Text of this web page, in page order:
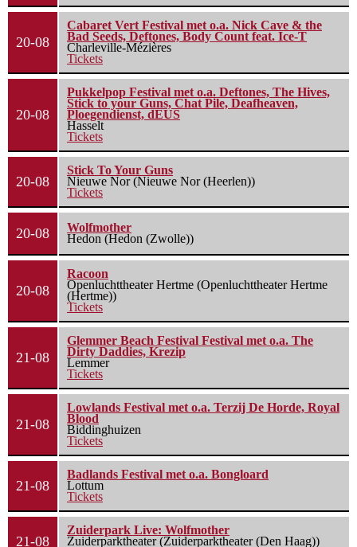
20-08
Cabaret Vert Festival met o.a. Nick Cave & the
Bad Seeds, Deftones, Body Count feat. Ice-T
Charleville-Mézières
Tickets
20-08
Pukkelpop Festival met o.a. Deftones, The Hives,
Stick to your Guns, Chat Pile, Deafheaven,
Ploegendienst, dEUS
Hasselt
Tickets
20-08
Stick To Your Guns
Nieuwe Nor (Nieuwe Nor (Heerlen))
Tickets
20-08
Wolfmother
Hedon (Hedon (Zwolle))
20-08
Racoon
Openluchttheater Hertme (Openluchttheater Hertme
(Hertme))
Tickets
21-08
Glemmer Beach Festival Festival met o.a. The
Dirty Daddies, Krezip
Lemmer
Tickets
21-08
Lowlands Festival met o.a. Terzij De Horde, Royal
Blood
Biddinghuizen
Tickets
21-08
Badlands Festival met o.a. Bongloard
Lottum
Tickets
21-08
Zuiderpark Live: Wolfmother
Zuiderparktheater (Zuiderparktheater (Den Haag))